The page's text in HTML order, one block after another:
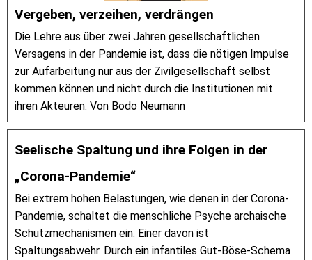
Vergeben, verzeihen, verdrängen
Die Lehre aus über zwei Jahren gesellschaftlichen
Versagens in der Pandemie ist, dass die nötigen Impulse
zur Aufarbeitung nur aus der Zivilgesellschaft selbst
kommen können und nicht durch die Institutionen mit
ihren Akteuren. Von Bodo Neumann
Seelische Spaltung und ihre Folgen in der
„Corona-Pandemie“
Bei extrem hohen Belastungen, wie denen in der Corona-
Pandemie, schaltet die menschliche Psyche archaische
Schutzmechanismen ein. Einer davon ist
Spaltungsabwehr. Durch ein infantiles Gut-Böse-Schema